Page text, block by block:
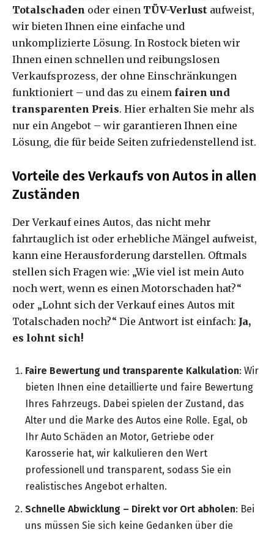
Totalschaden oder einen TÜV-Verlust aufweist,
wir bieten Ihnen eine einfache und
unkomplizierte Lösung. In Rostock bieten wir
Ihnen einen schnellen und reibungslosen
Verkaufsprozess, der ohne Einschränkungen
funktioniert – und das zu einem fairen und
transparenten Preis. Hier erhalten Sie mehr als
nur ein Angebot – wir garantieren Ihnen eine
Lösung, die für beide Seiten zufriedenstellend ist.
Vorteile des Verkaufs von Autos in allen
Zuständen
Der Verkauf eines Autos, das nicht mehr
fahrtauglich ist oder erhebliche Mängel aufweist,
kann eine Herausforderung darstellen. Oftmals
stellen sich Fragen wie: „Wie viel ist mein Auto
noch wert, wenn es einen Motorschaden hat?“
oder „Lohnt sich der Verkauf eines Autos mit
Totalschaden noch?“ Die Antwort ist einfach: Ja,
es lohnt sich!
Faire Bewertung und transparente Kalkulation: Wir
bieten Ihnen eine detaillierte und faire Bewertung
Ihres Fahrzeugs. Dabei spielen der Zustand, das
Alter und die Marke des Autos eine Rolle. Egal, ob
Ihr Auto Schäden an Motor, Getriebe oder
Karosserie hat, wir kalkulieren den Wert
professionell und transparent, sodass Sie ein
realistisches Angebot erhalten.
Schnelle Abwicklung – Direkt vor Ort abholen: Bei
uns müssen Sie sich keine Gedanken über die